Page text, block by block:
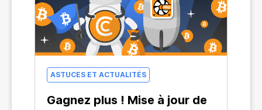
ASTUCES ET ACTUALITÉS
Gagnez plus ! Mise à jour de